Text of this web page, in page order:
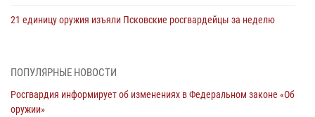
21 единицу оружия изъяли Псковские росгвардейцы за неделю
Росгвардейцы принимают участие в обеспечении общественной
02 августа 2026, 13:28
ПОПУЛЯРНЫЕ НОВОСТИ
Росгвардия информирует об изменениях в Федеральном законе «Об
оружии»